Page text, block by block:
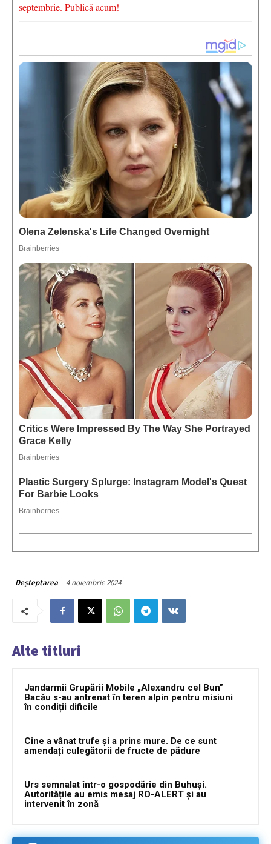
septembrie. Publică acum!
Deșteptarea 4 noiembrie 2024
Alte titluri
Jandarmii Grupării Mobile „Alexandru cel Bun”
Bacău s-au antrenat în teren alpin pentru misiuni
în condiții dificile
Cine a vânat trufe și a prins mure. De ce sunt
amendați culegătorii de fructe de pădure
Urs semnalat într-o gospodărie din Buhuși.
Autoritățile au emis mesaj RO-ALERT și au
intervenit în zonă